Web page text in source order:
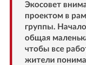
Экосовет
проектом в
группы.
общая
чтобы все
жители